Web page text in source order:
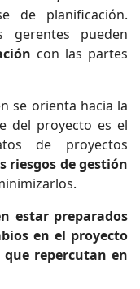
de planificación.
gerentes pueden
con las partes
se orienta hacia la
del proyecto es el
de proyectos
riesgos de gestión
estar preparados
en el proyecto
repercutan en